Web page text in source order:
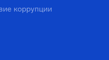
коррупции